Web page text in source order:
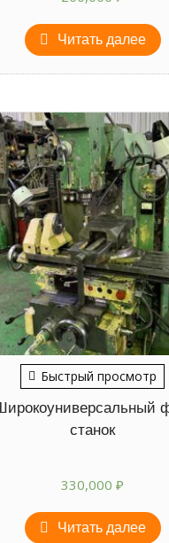
Читать далее
Быстрый просмотр
станок
330,000₽
Читать далее